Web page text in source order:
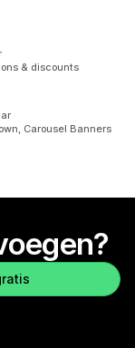
& discounts
Carousel Banners